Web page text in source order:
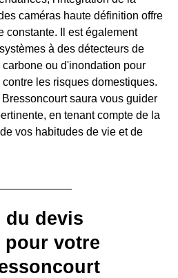
caméras haute définition offre
constante. Il est également
à des détecteurs de
ou d'inondation pour
les risques domestiques.
saura vous guider
en tenant compte de la
vos habitudes de vie et de
du devis
pour votre